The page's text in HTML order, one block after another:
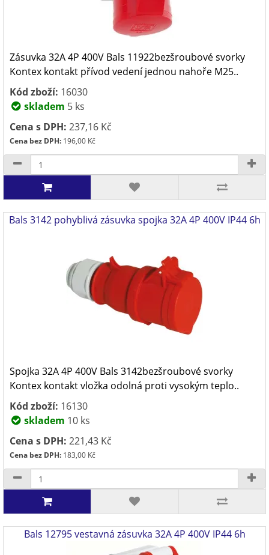
Zásuvka 32A 4P 400V Bals 11922bezšroubové svorky
Kontex kontakt přívod vedení jednou nahoře M25..
Kód zboží: 16030
skladem 5 ks
Cena s DPH: 237,16 Kč
Cena bez DPH: 196,00 Kč
Bals 3142 pohyblivá zásuvka spojka 32A 4P 400V IP44 6h
Spojka 32A 4P 400V Bals 3142bezšroubové svorky
Kontex kontakt vložka odolná proti vysokým teplo..
Kód zboží: 16130
skladem 10 ks
Cena s DPH: 221,43 Kč
Cena bez DPH: 183,00 Kč
Bals 12795 vestavná zásuvka 32A 4P 400V IP44 6h